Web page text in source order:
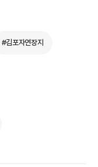
#김포자연장지